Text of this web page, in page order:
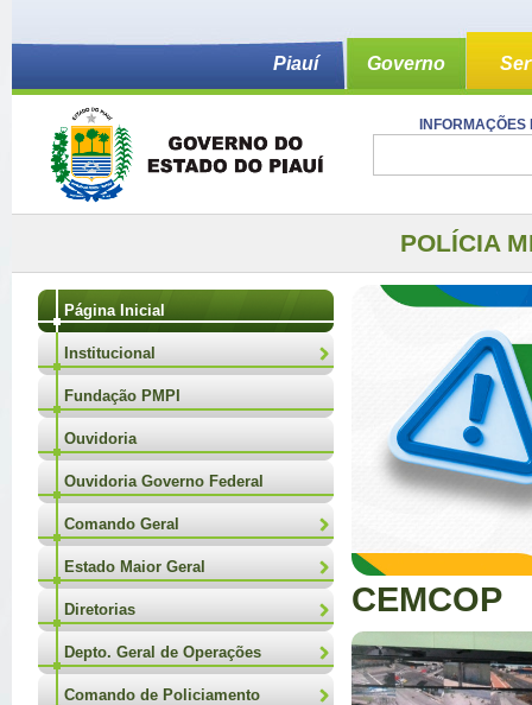
Piauí Governo
POLÍCIA
Página Inicial
Institucional
Fundação PMPI
Ouvidoria
Ouvidoria Governo Federal
Comando Geral
Estado Maior Geral
Diretorias
Depto. Geral de Operações
Comando de Policiamento
CEMCOP